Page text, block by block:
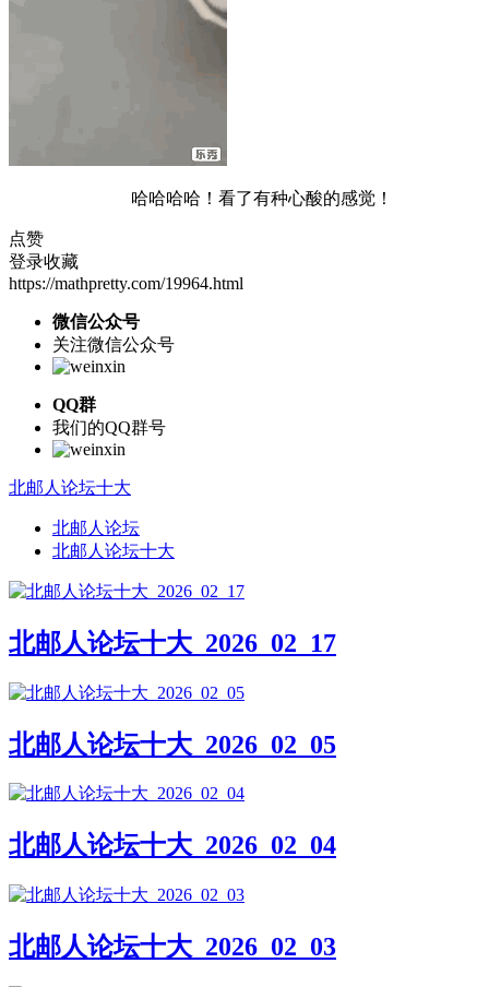
哈哈哈哈！看了有种心酸的感觉！
点赞
登录收藏
https://mathpretty.com/19964.html
微信公众号
关注微信公众号
QQ群
我们的QQ群号
北邮人论坛十大
北邮人论坛
北邮人论坛十大
北邮人论坛十大_2026_02_17
北邮人论坛十大_2026_02_05
北邮人论坛十大_2026_02_04
北邮人论坛十大_2026_02_03